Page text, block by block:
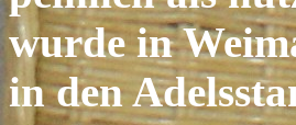
wurde in
in den